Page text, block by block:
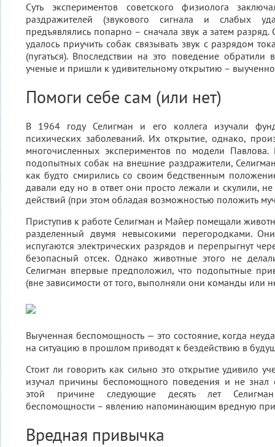
Суть экспериментов советского физиолога
раздражителей (звукового сигнала и слабых
предъявлялись попарно – сначала звук а затем
удалось приучить собак связывать звук с разрядом
(пугаться). Впоследствии на это поведение обратили
ученые и пришли к удивительному открытию –
Помоги себе сам (или нет)
В 1964 году Селигман и его коллега изучали
психических заболеваний. Их открытие, однако,
многочисленных экспериментов по модели
подопытных собак на внешние раздражители,
как будто смирились со своим бедственным
давали еду но в ответ они просто лежали и скулили,
действий (при этом обладая возможностью положить
Приступив к работе Селигман и Майер помещали
разделенный двумя невысокими перегородками.
испугаются электрических разрядов и перепрыгнут
безопасный отсек. Однако животные этого не
Селигман впервые предположил, что подопытные
(вне зависимости от того, выполняли они команды или
Выученная беспомощность — это состояние, когда
на ситуацию в прошлом приводят к бездействию в
Стоит ли говорить как сильно это открытие удивило
изучал причины беспомощного поведения и не знал
этой причине следующие десять лет
беспомощности – явлению напоминающим вредную
Вредная привычка